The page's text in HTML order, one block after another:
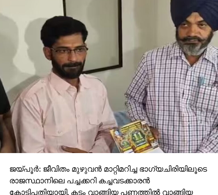
ജയ്പൂര്‍: ജീവിതം മുഴുവന്‍ മാറ്റിമറിച്ച ഭാഗ്യചിരിയിലൂടെ
രാജസ്ഥാനിലെ പച്ചക്കറി കച്ചവടക്കാരന്‍
കോടിപതിയായി. കടം വാങ്ങിയ പണത്തില്‍ വാങ്ങിയ